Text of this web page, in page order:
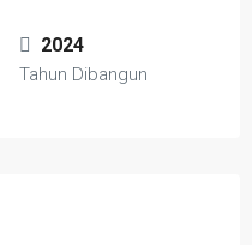
2024
Tahun Dibangun